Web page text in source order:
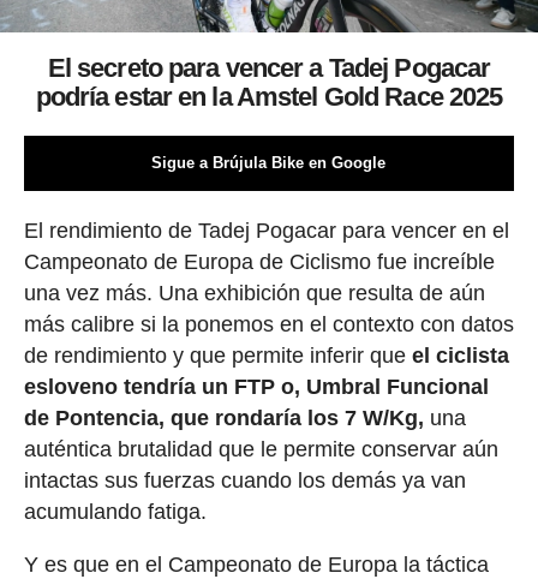
El secreto para vencer a Tadej Pogacar
podría estar en la Amstel Gold Race 2025
Sigue a Brújula Bike en Google
El rendimiento de Tadej Pogacar para vencer en el
Campeonato de Europa de Ciclismo fue increíble
una vez más. Una exhibición que resulta de aún
más calibre si la ponemos en el contexto con datos
de rendimiento y que permite inferir que el ciclista
esloveno tendría un FTP o, Umbral Funcional
de Pontencia, que rondaría los 7 W/Kg, una
auténtica brutalidad que le permite conservar aún
intactas sus fuerzas cuando los demás ya van
acumulando fatiga.
Y es que en el Campeonato de Europa la táctica